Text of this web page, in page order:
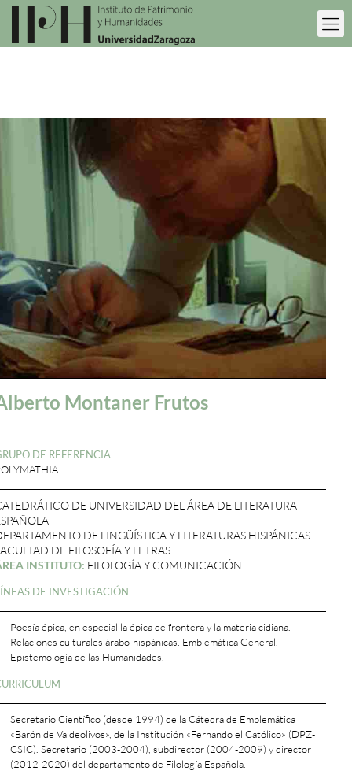
Montaner Frutos
DE REFERENCIA
DE UNIVERSIDAD DEL ÁREA DE LITERATURA
DE LINGÜÍSTICA Y LITERATURAS HISPÁNICAS
DE FILOSOFÍA Y LETRAS
INSTITUTO: FILOLOGÍA Y COMUNICACIÓN
DE INVESTIGACIÓN
Poesía épica, en especial la épica de frontera y la materia cidiana.
Relaciones culturales árabo-hispánicas. Emblemática General.
Epistemología de las Humanidades.
Secretario Científico (desde 1994) de la Cátedra de Emblemática
«Barón de Valdeolivos», de la Institución «Fernando el Católico» (DPZ-
CSIC). Secretario (2003-2004), subdirector (2004-2009) y director
(2012-2020) del departamento de Filología Española.